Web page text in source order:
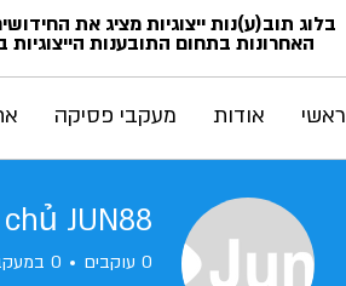
בלוג תוב(ע)נות ייצוגיות מציג את
האחרונות בתחום התובענות הייצוגיות
ראשי אודות מעקבי פסיקה
JUN88
0 עוקבים 0